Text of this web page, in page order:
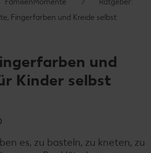
Fingerfarben und Kreide selbst
und
Kinder selbst
teilen
Pinterest teilen
es, zu basteln, zu kneten, zu